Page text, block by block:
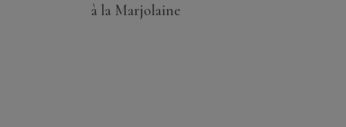
à la Marjolaine